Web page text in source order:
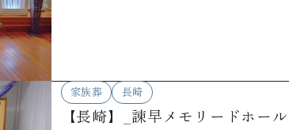
家族葬 長崎
【長崎】_諫早メモリードホール